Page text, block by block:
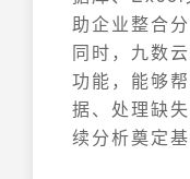
助企业整合
同时，九数
功能，能够
据、处理缺
续分析奠定基